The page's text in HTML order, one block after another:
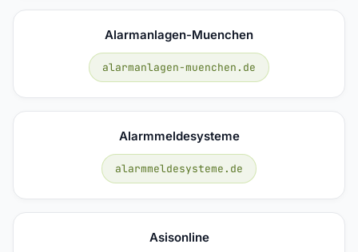
Alarmanlagen-Muenchen
alarmanlagen-muenchen.de
Alarmmeldesysteme
alarmmeldesysteme.de
Asisonline